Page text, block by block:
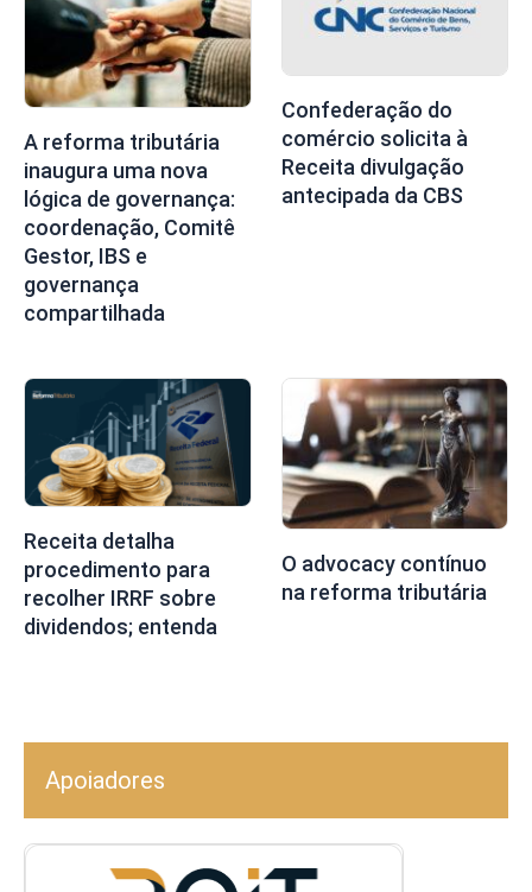
A reforma tributária
inaugura uma nova
lógica de governança:
coordenação, Comitê
Gestor, IBS e
governança
compartilhada
Confederação do
comércio solicita à
Receita divulgação
antecipada da CBS
Receita detalha
procedimento para
recolher IRRF sobre
dividendos; entenda
O advocacy contínuo
na reforma tributária
Apoiadores